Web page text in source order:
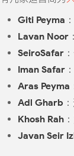
Giti Peyma
Lavan Noor
SeiroSafar
Iman Safar
Aras Peyma
Adl Gharb
Khosh Rah
Javan Seir